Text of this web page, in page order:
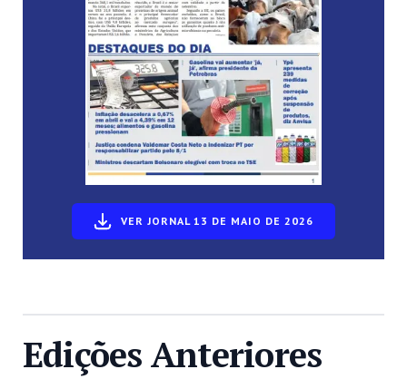
VER JORNAL 13 DE MAIO DE 2026
Edições Anteriores